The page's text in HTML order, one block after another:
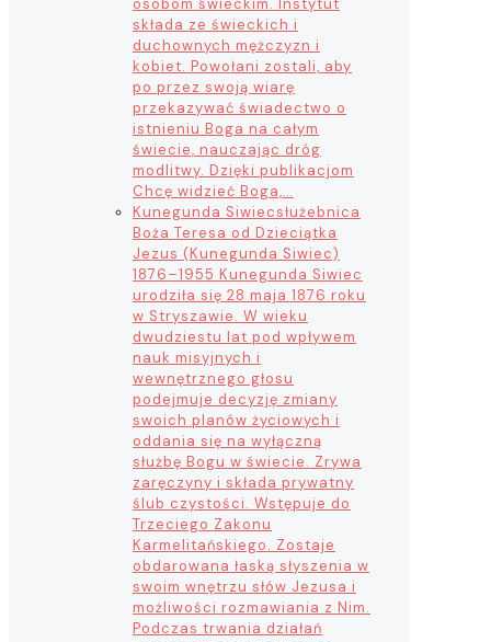
składa ze świeckich i
duchownych mężczyzn i
kobiet. Powołani zostali, aby
po przez swoją wiarę
przekazywać świadectwo o
istnieniu Boga na całym
świecie, nauczając dróg
modlitwy. Dzięki publikacjom
Chcę widzieć Boga,…
Kunegunda Siwiecsłużebnica
Boża Teresa od Dzieciątka
Jezus (Kunegunda Siwiec)
1876–1955 Kunegunda Siwiec
urodziła się 28 maja 1876 roku
w Stryszawie. W wieku
dwudziestu lat pod wpływem
nauk misyjnych i
wewnętrznego głosu
podejmuje decyzję zmiany
swoich planów życiowych i
oddania się na wyłączną
służbę Bogu w świecie. Zrywa
zaręczyny i składa prywatny
ślub czystości. Wstępuje do
Trzeciego Zakonu
Karmelitańskiego. Zostaje
obdarowana łaską słyszenia w
swoim wnętrzu słów Jezusa i
możliwości rozmawiania z Nim.
Podczas trwania działań